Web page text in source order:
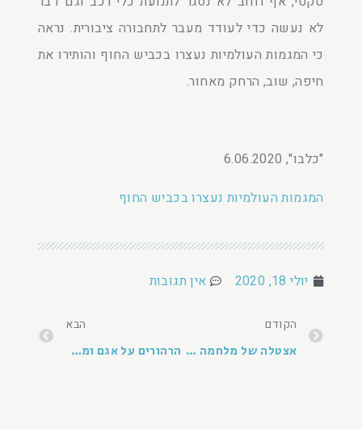
לא נעשה כדי לעודד מעבר לתחבורה ציבורית. נראה
כי המגמות העולמיות נעצרו בכביש החוף והותירו את
חיפה, שוב, הרחק מאחור.
"כלבו", 6.06.2020
המגמות העולמיות נעצרו בכביש החוף
יולי 18, 2020 אין תגובות
הקודם
אצטלה של מלחמה בשחיתות
הבא
הרהורים על אגם ומפלס